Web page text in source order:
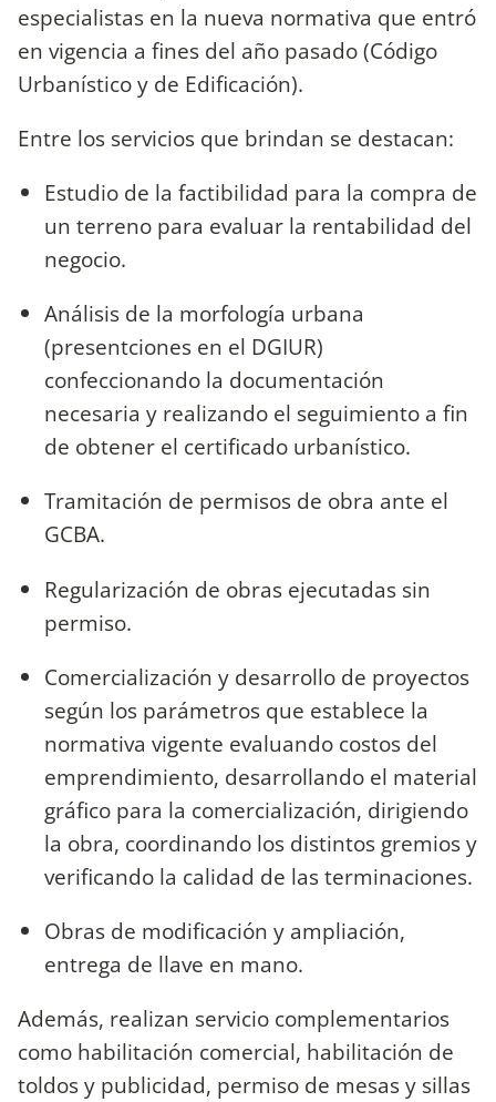
especialistas en la nueva normativa que entró
en vigencia a fines del año pasado (Código
Urbanístico y de Edificación).
Entre los servicios que brindan se destacan:
Estudio de la factibilidad para la compra de
un terreno para evaluar la rentabilidad del
negocio.
Análisis de la morfología urbana
(presentciones en el DGIUR)
confeccionando la documentación
necesaria y realizando el seguimiento a fin
de obtener el certificado urbanístico.
Tramitación de permisos de obra ante el
GCBA.
Regularización de obras ejecutadas sin
permiso.
Comercialización y desarrollo de proyectos
según los parámetros que establece la
normativa vigente evaluando costos del
emprendimiento, desarrollando el material
gráfico para la comercialización, dirigiendo
la obra, coordinando los distintos gremios y
verificando la calidad de las terminaciones.
Obras de modificación y ampliación,
entrega de llave en mano.
Además, realizan servicio complementarios
como habilitación comercial, habilitación de
toldos y publicidad, permiso de mesas y sillas